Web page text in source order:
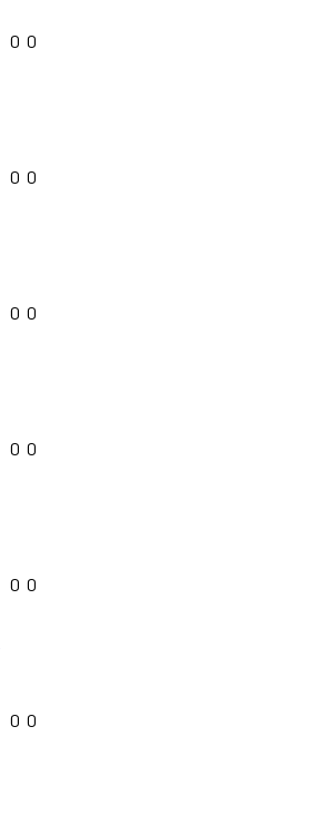
0 0
0 0
0 0
0 0
0 0
0 0